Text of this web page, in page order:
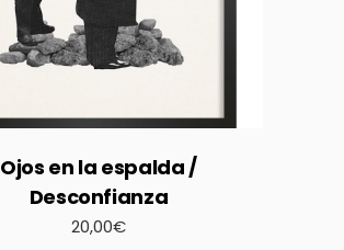
Ojos en la espalda /
Desconfianza
20,00€